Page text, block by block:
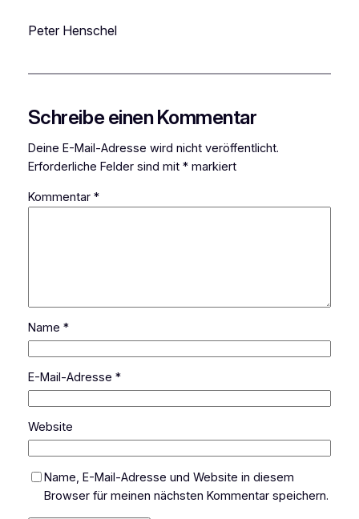
Peter Henschel
Schreibe einen Kommentar
Deine E-Mail-Adresse wird nicht veröffentlicht.
Erforderliche Felder sind mit *markiert
Kommentar *
Name *
E-Mail-Adresse *
Website
Name, E-Mail-Adresse und Website in diesem
Browser für meinen nächsten Kommentar speichern.